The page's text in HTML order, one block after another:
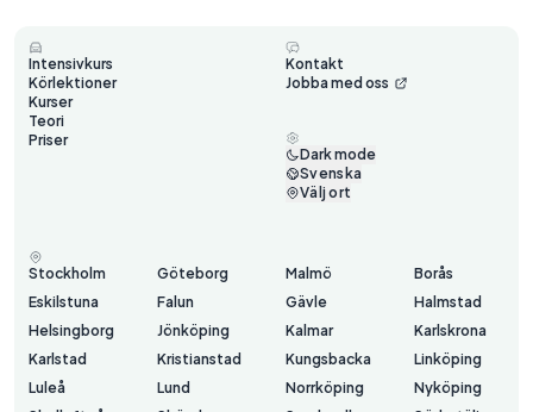
Intensivkurs
Körlektioner
Kurser
Teori
Priser
Kontakt
Jobba med oss
Dark mode
Svenska
Välj ort
Stockholm Göteborg Malmö
Borås
Eskilstuna
Falun Gävle
Halmstad
Helsingborg
Jönköping Kalmar
Karlskrona
Karlstad
Kristianstad Kungsbacka
Linköping
Luleå
Lund Norrköping
Nyköping